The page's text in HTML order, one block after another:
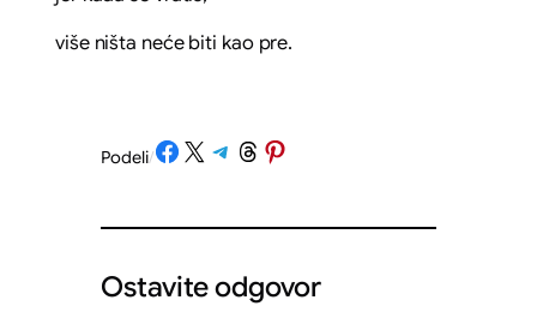
više ništa neće biti kao pre.
Podeli/Share on Facebook
Share on X Share on Telegram
Share on Threads
Share on Pinterest
Ostavite odgovor